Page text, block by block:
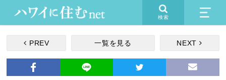
検索
PREV 一覧を見る NEXT